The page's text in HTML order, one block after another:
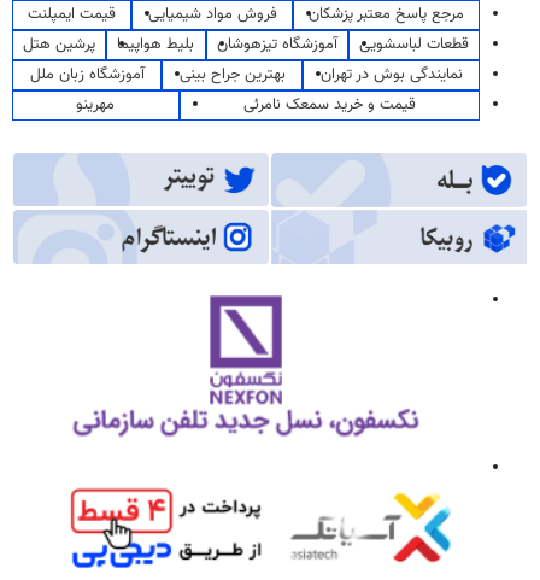
مرجع پاسخ معتبر پزشکان
فروش مواد شیمیایی
قیمت ایمپلنت
قطعات لباسشویی
آموزشگاه تیزهوشان بلیط هواپیما
پرشین هتل
نمایندگی بوش در تهران
بهترین جراح بینی
آموزشگاه زبان ملل
قیمت و خرید سمعک نامرئی
مهرینو